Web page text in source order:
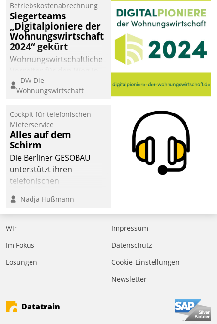
Betriebskostenabrechnung
Siegerteams
„Digitalpioniere der
Wohnungswirtschaft
2024“ gekürt
Wohnungswirtschaftliche
eine digitale Zukunft zu
finden, ist das Ziel des
der
Wohnungswirtschaft“.
Bewerben können sich
dafür ein Team
bestehend aus
Wohnungsunternehmen
und PropTech.
DW Die
Wohnungswirtschaft
Cockpit für telefonischen
Mieterservice
Alles auf dem
Schirm
Die Berliner GESOBAU
unterstützt ihren
telefonischen
digitalen Cockpit, das
situationsbezogen
passende Fragen und
Eine intuitive
Dialogführung ermöglicht
effizienter zu bearbeiten.
Nadja Hußmann
Wir
Im Fokus
Lösungen
Impressum
Datenschutz
Cookie-Einstellungen
Newsletter
Datatrain